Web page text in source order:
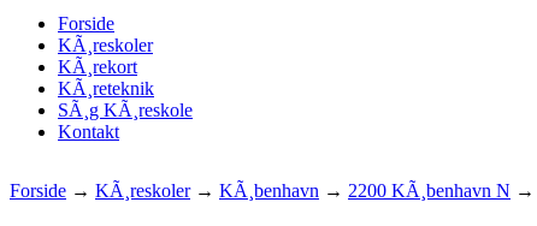
Forside
KÃ¸reskoler
KÃ¸rekort
KÃ¸reteknik
SÃ¸g KÃ¸reskole
Kontakt
Forside → KÃ¸reskoler→ KÃ¸benhavn → 2200 KÃ¸benhavn N →